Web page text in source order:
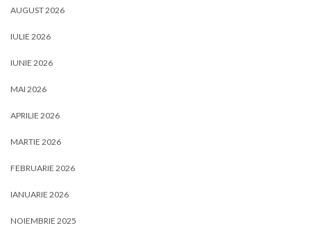
AUGUST 2026
IULIE 2026
IUNIE 2026
MAI 2026
APRILIE 2026
MARTIE 2026
FEBRUARIE 2026
IANUARIE 2026
NOIEMBRIE 2025